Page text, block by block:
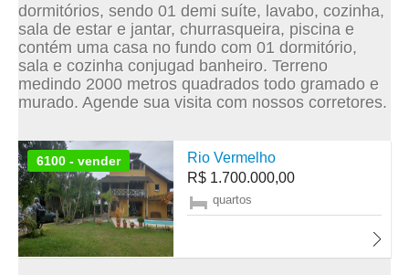
dormitórios, sendo 01 demi suíte, lavabo, cozinha,
sala de estar e jantar, churrasqueira, piscina e
contém uma casa no fundo com 01 dormitório,
sala e cozinha conjugad banheiro. Terreno
medindo 2000 metros quadrados todo gramado e
murado. Agende sua visita com nossos corretores.
6100 - vender
Rio Vermelho
R$ 1.700.000,00
quartos